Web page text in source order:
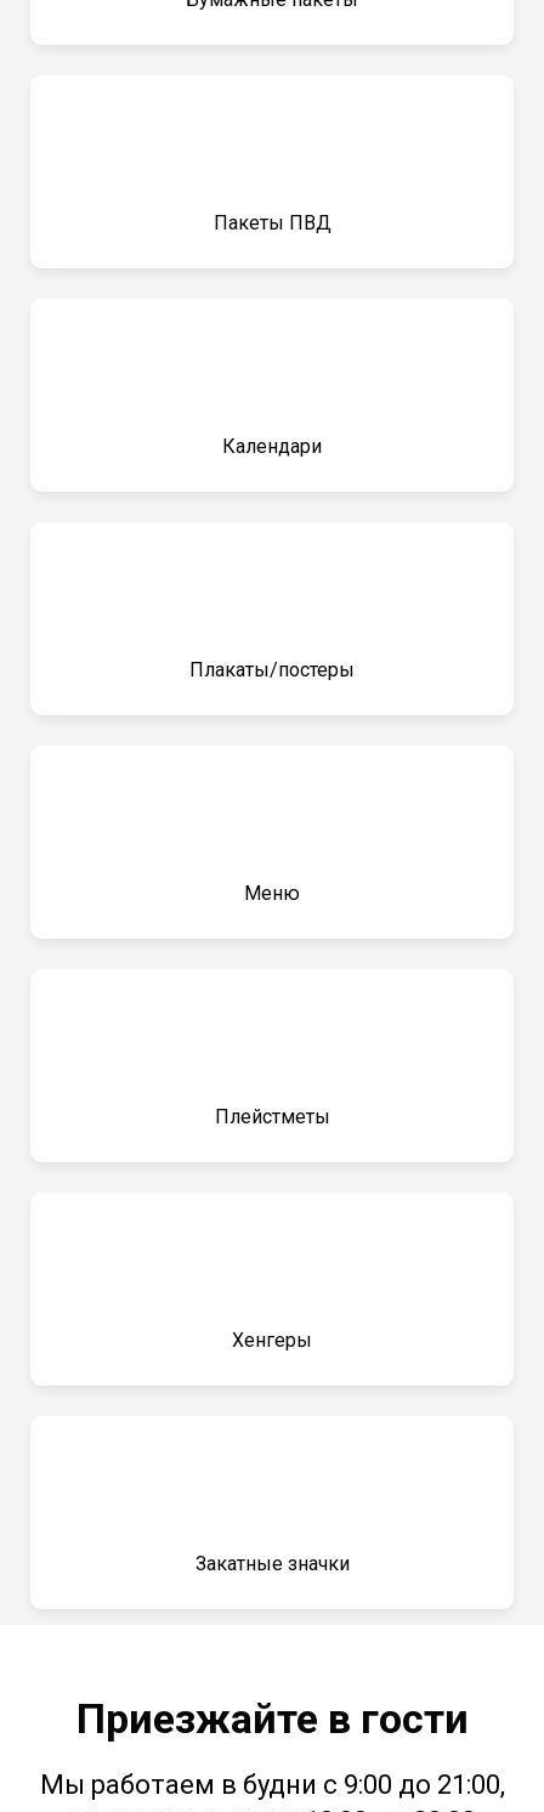
Пакеты ПВД
Календари
Плакаты/постеры
Меню
Плейстметы
Хенгеры
Закатные значки
Приезжайте в гости
Мы работаем в будни с 9:00 до 21:00,